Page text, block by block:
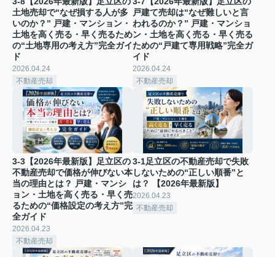
土地売却で“なぜ損する人が多
いのか？” 戸建・マンション・
土地を高く売る・早く売るため
の“土地専用の考え方”完全ガイ
ド
2026.04.24
不動産売却
戸建て売却は“なぜ難しいと言
われるのか？” 戸建・マンショ
ン・土地を高く売る・早く売る
ための“戸建て専用戦略”完全ガ
イド
2026.04.24
不動産売却
3-3【2026年最新版】足立区の
不動産売却で価格が伸びない本
当の理由とは？ 戸建・マンシ
ョン・土地を高く売る・早く売
るための“価格設定の考え方”完
全ガイド
2026.04.23
不動産売却
3-1足立区の不動産売却で失敗
しないための“正しい順番”と
は？ 【2026年最新版】
2026.04.23
不動産売却